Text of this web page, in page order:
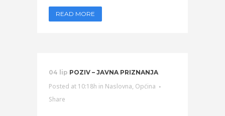
READ MORE
04 lip POZIV – JAVNA PRIZNANJA
Posted at 10:18h in Naslovna, Općina
Share